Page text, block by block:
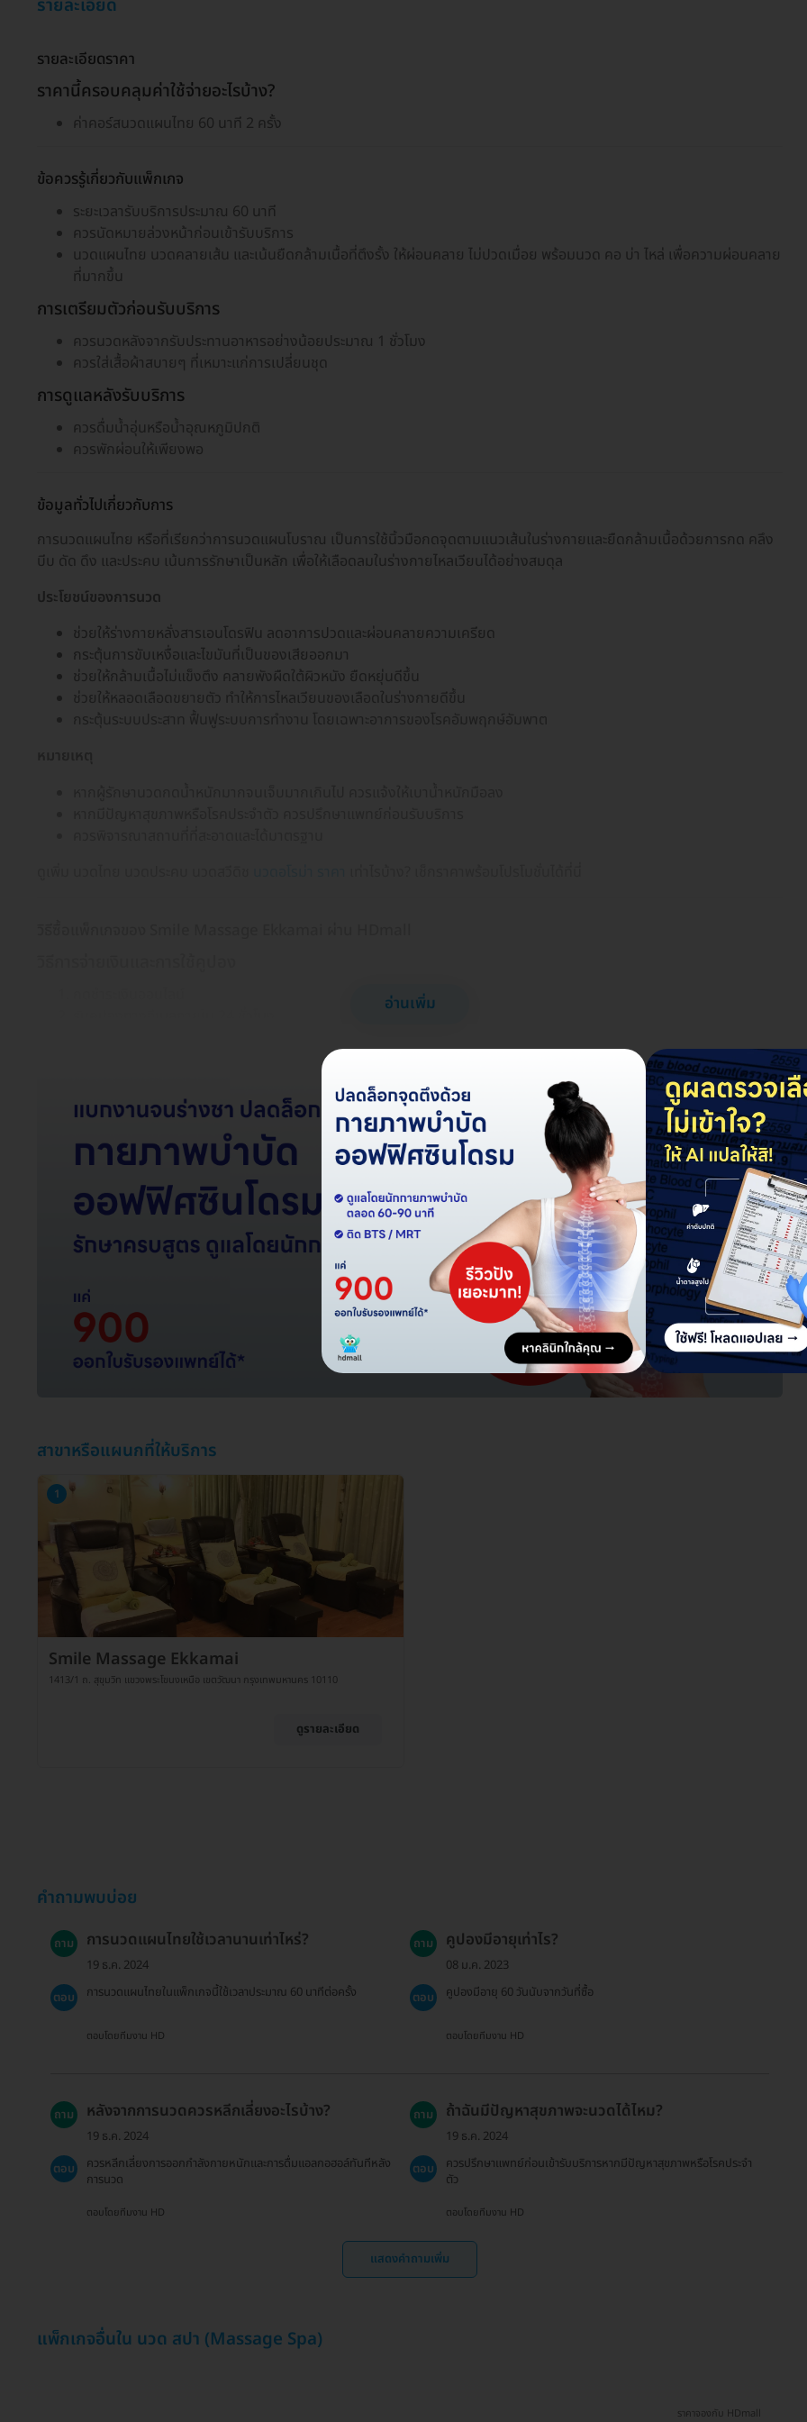
รายละเอียด
รายละเอียดราคา
ราคานี้ครอบคลุมค่าใช้จ่ายอะไรบ้าง?
ค่าคอร์สนวดแผนไทย 60 นาที 2 ครั้ง
ข้อควรรู้เกี่ยวกับแพ็กเกจ
ระยะเวลารับบริการประมาณ 60 นาที
ควรนัดหมายล่วงหน้าก่อนเข้ารับบริการ
นวดแผนไทย นวดคลายเส้น และเน้นยืดกล้ามเนื้อที่ตึงรั้ง ให้ผ่อนคลาย ไม่ปวดเมื่อย พร้อมนวด คอ บ่า ไหล่ เพื่อความผ่อนคลาย
ที่มากขึ้น
การเตรียมตัวก่อนรับบริการ
ควรนวดหลังจากรับประทานอาหารอย่างน้อยประมาณ 1 ชั่วโมง
ควรใส่เสื้อผ้าสบายๆ ที่เหมาะแก่การเปลี่ยนชุด
การดูแลหลังรับบริการ
ควรดื่มน้ำอุ่นหรือน้ำอุณหภูมิปกติ
ควรพักผ่อนให้เพียงพอ
ข้อมูลทั่วไปเกี่ยวกับการ
การนวดแผนไทย หรือที่เรียกว่าการนวดแผนโบราณ เป็นการใช้นิ้วมือกดจุดตามแนวเส้นในร่างกายและยืดกล้ามเนื้อด้วยการกด คลึง
บีบ ดัด ดึง และประคบ เน้นการรักษาเป็นหลัก เพื่อให้เลือดลมในร่างกายไหลเวียนได้อย่างสมดุล
ประโยชน์ของการนวด
ช่วยให้ร่างกายหลั่งสารเอนโดรฟิน ลดอาการปวดและผ่อนคลายความเครียด
กระตุ้นการขับเหงื่อและไขมันที่เป็นของเสียออกมา
ช่วยให้กล้ามเนื้อไม่แข็งตึง คลายพังผืดใต้ผิวหนัง ยืดหยุ่นดีขึ้น
ช่วยให้หลอดเลือดขยายตัว ทำให้การไหลเวียนของเลือดในร่างกายดีขึ้น
สำหรับแพ็กเกจแบบคอร์ส ต้องรับบริการครั้งแรกก่อนคูปองหมดอายุ ส่วนครั้งต่อๆ ไปขึ้นอยู่กับเงื่อนไขของคลินิก
คุณสามารถเลื่อนนัดได้ด้วยตัวเอง ตามเบอร์โทรศัพท์หรือไลน์ที่ระบุไว้ในคูปอง ก่อนวันนัดอย่างน้อย 3 วันทำการ แต่ต้องรับ
บริการก่อนคูปองหมดอายุ (คูปองมีอายุ 30-60 วัน ตามที่ระบุในคูปอง)
สามารถซื้อแพ็กเกจให้คนอื่นได้ เพียงแจ้งชื่อผู้จะรับบริการให้แอดมินทราบ เพื่อจะได้ระบุบนคูปอง
อาจมีค่าใช้จ่ายเพิ่มเติมขึ้นอยู่กับเงื่อนไขของสถานที่ให้บริการ สามารถจ่ายที่ร้านได้โดยตรง
เงื่อนไขการให้บริการ และราคาของ Smile Massage Ekkamai อาจมีการเปลี่ยนแปลงตามแผนการส่งเสริมการขาย ท่านสามารถ
ตรวจสอบเงื่อนไขการให้บริการ และราคาล่าสุดได้จากแอดมิน HDmall.co.th
อ่านเพิ่ม
สาขาหรือแผนกที่ให้บริการ
1
Smile Massage Ekkamai
1413/1 ถ. สุขุมวิท แขวงพระโขนงเหนือ เขตวัฒนา กรุงเทพมหานคร 10110
ดูรายละเอียด
คำถามพบบ่อย
ถาม การนวดแผนไทยใช้เวลานานเท่าไหร่?
19 ธ.ค. 2024
ตอบ
การนวดแผนไทยในแพ็กเกจนี้ใช้เวลาประมาณ 60 นาทีต่อครั้ง
ตอบโดยทีมงาน HD
ถาม คูปองมีอายุเท่าไร?
08 ม.ค. 2023
ตอบ
คูปองมีอายุ 60 วันนับจากวันที่ซื้อ
ตอบโดยทีมงาน HD
ถาม หลังจากการนวดควรหลีกเลี่ยงอะไรบ้าง?
19 ธ.ค. 2024
ตอบ
ควรหลีกเลี่ยงการออกกำลังกายหนักและการดื่มแอลกอฮอล์ทันทีหลัง
การนวด
ตอบโดยทีมงาน HD
ถาม ถ้าฉันมีปัญหาสุขภาพจะนวดได้ไหม?
19 ธ.ค. 2024
ตอบ
ควรปรึกษาแพทย์ก่อนเข้ารับบริการหากมีปัญหาสุขภาพหรือโรคประจำ
ตัว
ตอบโดยทีมงาน HD
แสดงคำถามเพิ่ม
แพ็กเกจอื่นใน นวด สปา (Massage Spa)
ราคาจองกับ HDmall